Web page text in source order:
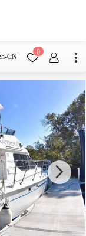
CN
0